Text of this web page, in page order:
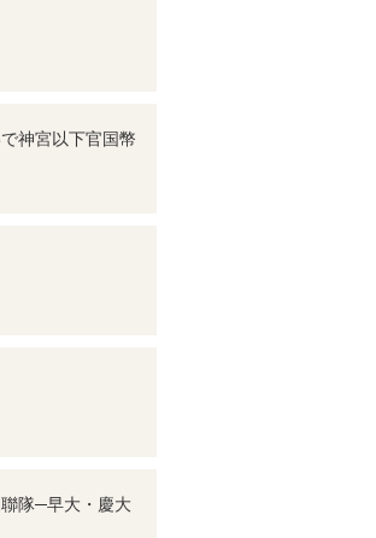
神宮以下官国幣
隊─早大・慶大